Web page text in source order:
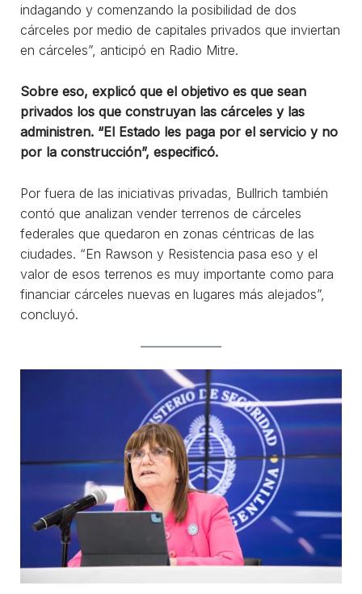
indagando y comenzando la posibilidad de dos
cárceles por medio de capitales privados que inviertan
en cárceles”, anticipó en Radio Mitre.
Sobre eso, explicó que el objetivo es que sean
privados los que construyan las cárceles y las
administren. “El Estado les paga por el servicio y no
por la construcción”, especificó.
Por fuera de las iniciativas privadas, Bullrich también
contó que analizan vender terrenos de cárceles
federales que quedaron en zonas céntricas de las
ciudades. “En Rawson y Resistencia pasa eso y el
valor de esos terrenos es muy importante como para
financiar cárceles nuevas en lugares más alejados”,
concluyó.